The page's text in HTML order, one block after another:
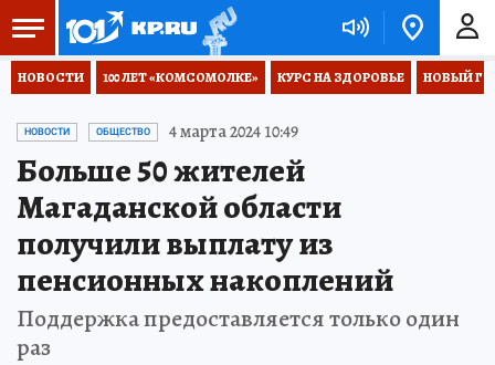
НОВОСТИ 100 ЛЕТ «КОМСОМОЛКЕ» КУРС НА ЗДОРОВЬЕ НОВЫЙ
НОВОСТИ ОБЩЕСТВО 4 марта 2024 10:49
Больше 50 жителей
Магаданской области
получили выплату из
пенсионных накоплений
Поддержка предоставляется только один
раз